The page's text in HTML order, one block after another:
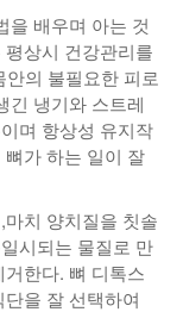
을 배우며 아는 것
상시 건강관리를
의 불필요한 피로
긴 냉기와 스트레
며 항상성 유지작
가 하는 일이 잘
치 양치질을 칫솔
시되는 물질로 만
한다. 뼈 디톡스
을 잘 선택하여